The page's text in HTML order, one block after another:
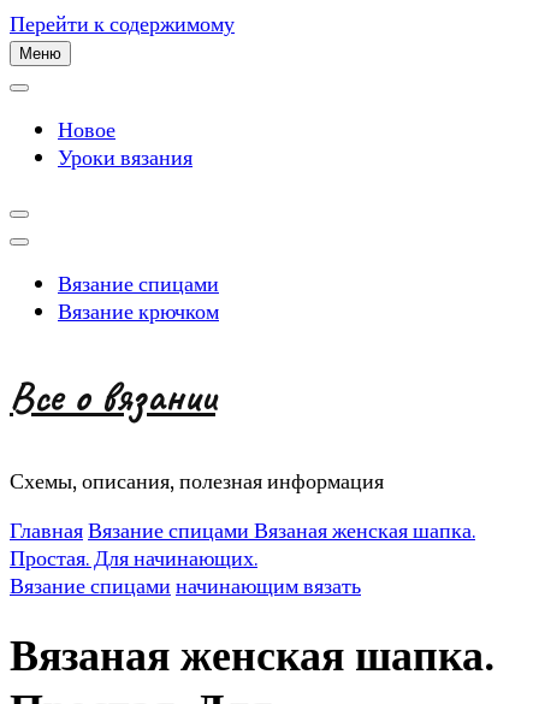
Перейти к содержимому
Меню
Новое
Уроки вязания
Вязание спицами
Вязание крючком
Все о вязании
Схемы, описания, полезная информация
ГлавнаяВязание спицами Вязаная женская шапка.
Простая. Для начинающих.
Вязание спицами начинающим вязать
Вязаная женская шапка.